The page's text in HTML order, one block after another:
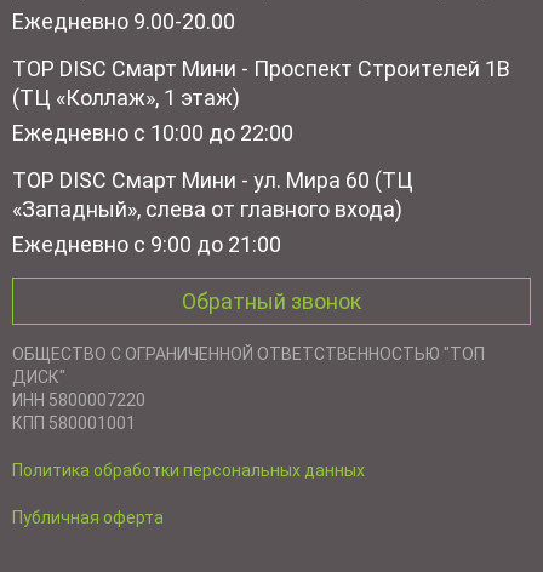
Ежедневно 9.00-20.00
TOP DISC Смарт Мини - Проспект Строителей 1В
(ТЦ «Коллаж», 1 этаж)
Ежедневно с 10:00 до 22:00
TOP DISC Смарт Мини - ул. Мира 60 (ТЦ
«Западный», слева от главного входа)
Ежедневно с 9:00 до 21:00
Обратный звонок
ОБЩЕСТВО С ОГРАНИЧЕННОЙ ОТВЕТСТВЕННОСТЬЮ "ТОП
ДИСК"
ИНН 5800007220
КПП 580001001
Политика обработки персональных данных
Публичная оферта